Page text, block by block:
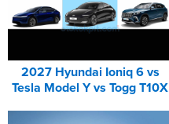
2027 Hyundai Ioniq 6 vs
Tesla Model Y vs Togg T10X